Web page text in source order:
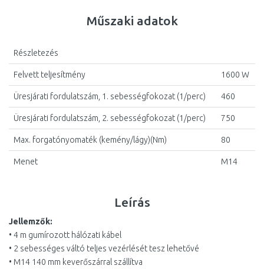
Leírás
Jellemzők:
• 4 m gumírozott hálózati kábel
• 2 sebességes váltó teljes vezérlését tesz lehetővé
• M14 140 mm keverőszárral szállítva
Műszaki adatok
Részletezés
Felvett teljesítmény 1600 W
Üresjárati fordulatszám, 1. sebességfokozat (1/perc) 460
Üresjárati fordulatszám, 2. sebességfokozat (1/perc) 750
Max. forgatónyomaték (kemény/lágy)(Nm) 80
Menet M14